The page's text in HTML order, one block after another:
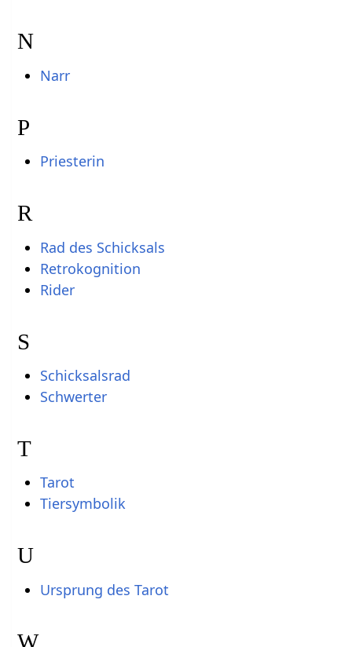
N
Narr
P
Priesterin
R
Rad des Schicksals
Retrokognition
Rider
S
Schicksalsrad
Schwerter
T
Tarot
Tiersymbolik
U
Ursprung des Tarot
W